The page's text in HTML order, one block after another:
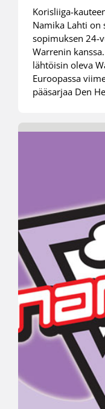
Korisliiga-
Namika Lahti
sopimuksen 24-
Warrenin
lähtöisin oleva
Euroopassa
pääsarjaa Den